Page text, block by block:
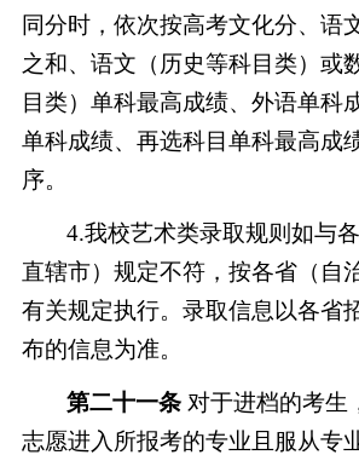
同分时，依次按高考文化分、语
之和、语文（历史等科目类）或
目类）单科最高成绩、外语单科
单科成绩、再选科目单科最高成
序。
4.我校艺术类录取规则如与
直辖市）规定不符，按各省（自
有关规定执行。录取信息以各省
布的信息为准。
第二十一条 对于进档的考生
志愿进入所报考的专业且服从专